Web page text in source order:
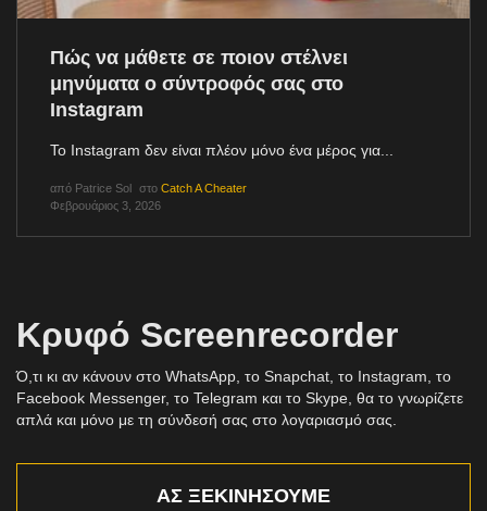
Πώς να μάθετε σε ποιον στέλνει
μηνύματα ο σύντροφός σας στο
Instagram
Το Instagram δεν είναι πλέον μόνο ένα μέρος για...
από Patrice Sol στο Catch A Cheater
Φεβρουάριος 3, 2026
Κρυφό Screenrecorder
Ό,τι κι αν κάνουν στο WhatsApp, το Snapchat, το Instagram, το
Facebook Messenger, το Telegram και το Skype, θα το γνωρίζετε
απλά και μόνο με τη σύνδεσή σας στο λογαριασμό σας.
ΑΣ ΞΕΚΙΝΉΣΟΥΜΕ